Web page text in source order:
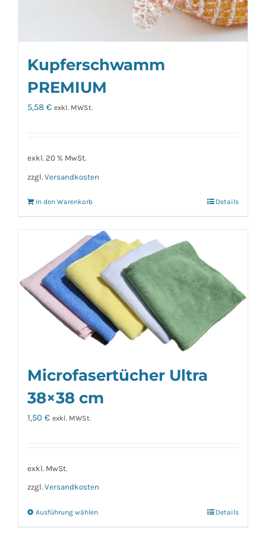
Kupferschwamm
PREMIUM
5,58 € exkl. MWSt.
exkl. 20 % MwSt.
zzgl. Versandkosten
In den Warenkorb Details
Microfasertücher Ultra
38×38 cm
1,50 € exkl. MWSt.
exkl. MwSt.
zzgl. Versandkosten
Ausführung wählenDieses
Details